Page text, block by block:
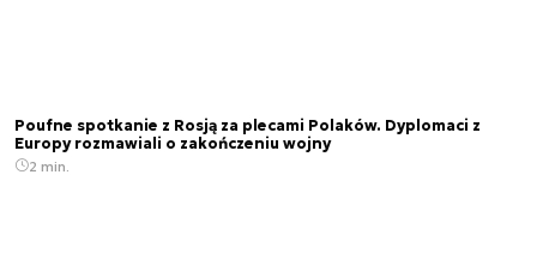
Poufne spotkanie z Rosją za plecami Polaków. Dyplomaci z
Europy rozmawiali o zakończeniu wojny
2 min.